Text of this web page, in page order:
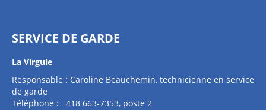
SERVICE DE GARDE
La Virgule
Responsable : Caroline Beauchemin, technicienne en service
de garde
Téléphone : 418 663-7353, poste 2